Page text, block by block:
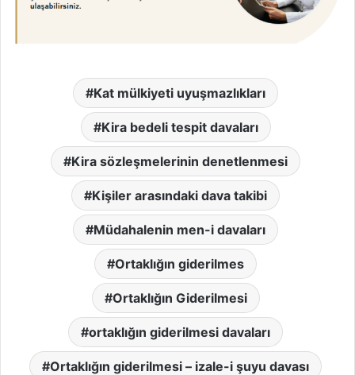
Kat mülkiyeti uyuşmazlıkları
Kira bedeli tespit davaları
Kira sözleşmelerinin denetlenmesi
Kişiler arasındaki dava takibi
Müdahalenin men-i davaları
Ortaklığın giderilmes
Ortaklığın Giderilmesi
ortaklığın giderilmesi davaları
Ortaklığın giderilmesi – izale-i şuyu davası